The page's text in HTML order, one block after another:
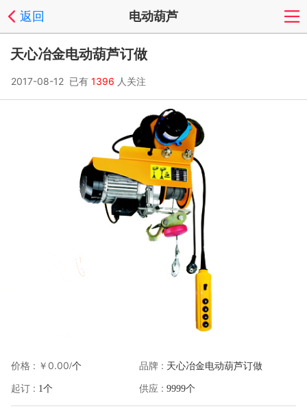
返回 电动葫芦
天心冶金电动葫芦订做
2017-08-12 已有 1396 人关注
价格 : ￥0.00/个 品牌 : 天心冶金电动葫芦订做
起订 : 1个 供应 :9999个